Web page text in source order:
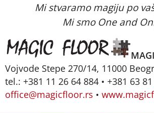
Mi stvaramo magiju po
Mi smo One and
Vojvode Stepe 270/14, 11000
tel.: +381 11 26 64 884 • +381 63
office@magicfloor.rs •